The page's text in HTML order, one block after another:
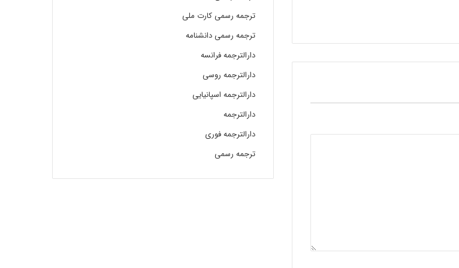
ترجمه رسمی کارت ملی
ترجمه رسمی دانشنامه
دارالترجمه فرانسه
دارالترجمه روسی
دارالترجمه اسپانیایی
دارالترجمه
دارالترجمه فوری
ترجمه رسمی